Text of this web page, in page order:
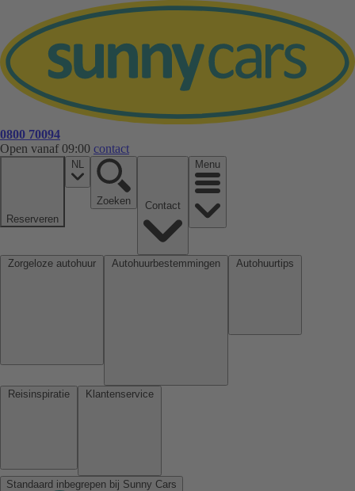
0800 70094
Open vanaf 09:00 contact
Reserveren
NL
Zoeken
Menu
Standaard inbegrepen bij Sunny Cars